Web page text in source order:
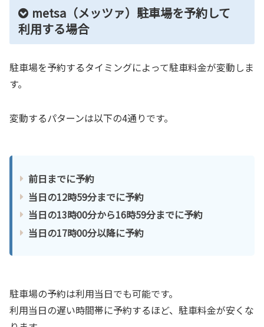
metsa（メッツァ）駐車場を予約して
利用する場合
駐車場を予約するタイミングによって駐車料金が変動しま
す。
変動するパターンは以下の4通りです。
前日までに予約
当日の12時59分までに予約
当日の13時00分から16時59分までに予約
当日の17時00分以降に予約
駐車場の予約は利用当日でも可能です。
利用当日の遅い時間帯に予約するほど、駐車料金が安くな